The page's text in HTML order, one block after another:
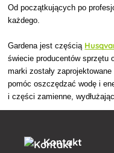
Od początkujących po
każdego.
Gardena jest częścią
świecie producentów sprzętu
marki zostały
pomóc oszczędzać wodę i
i części zamienne,
Kontakt